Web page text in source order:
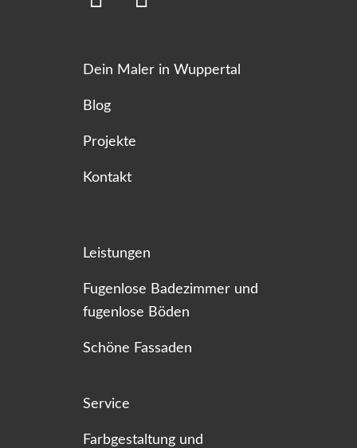
Dein Maler in Wuppertal
Blog
Projekte
Kontakt
Leistungen
Fugenlose Badezimmer und
fugenlose Böden
Schöne Fassaden
Service
Farbgestaltung und